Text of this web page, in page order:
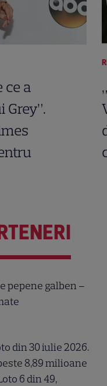
ce a
Grey”.
pepene galben –
din 30 iulie 2026.
8,89 milioane
6 din 49,